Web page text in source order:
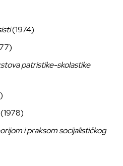
(1974)
patristike-skolastike
i praksom socijalističkog